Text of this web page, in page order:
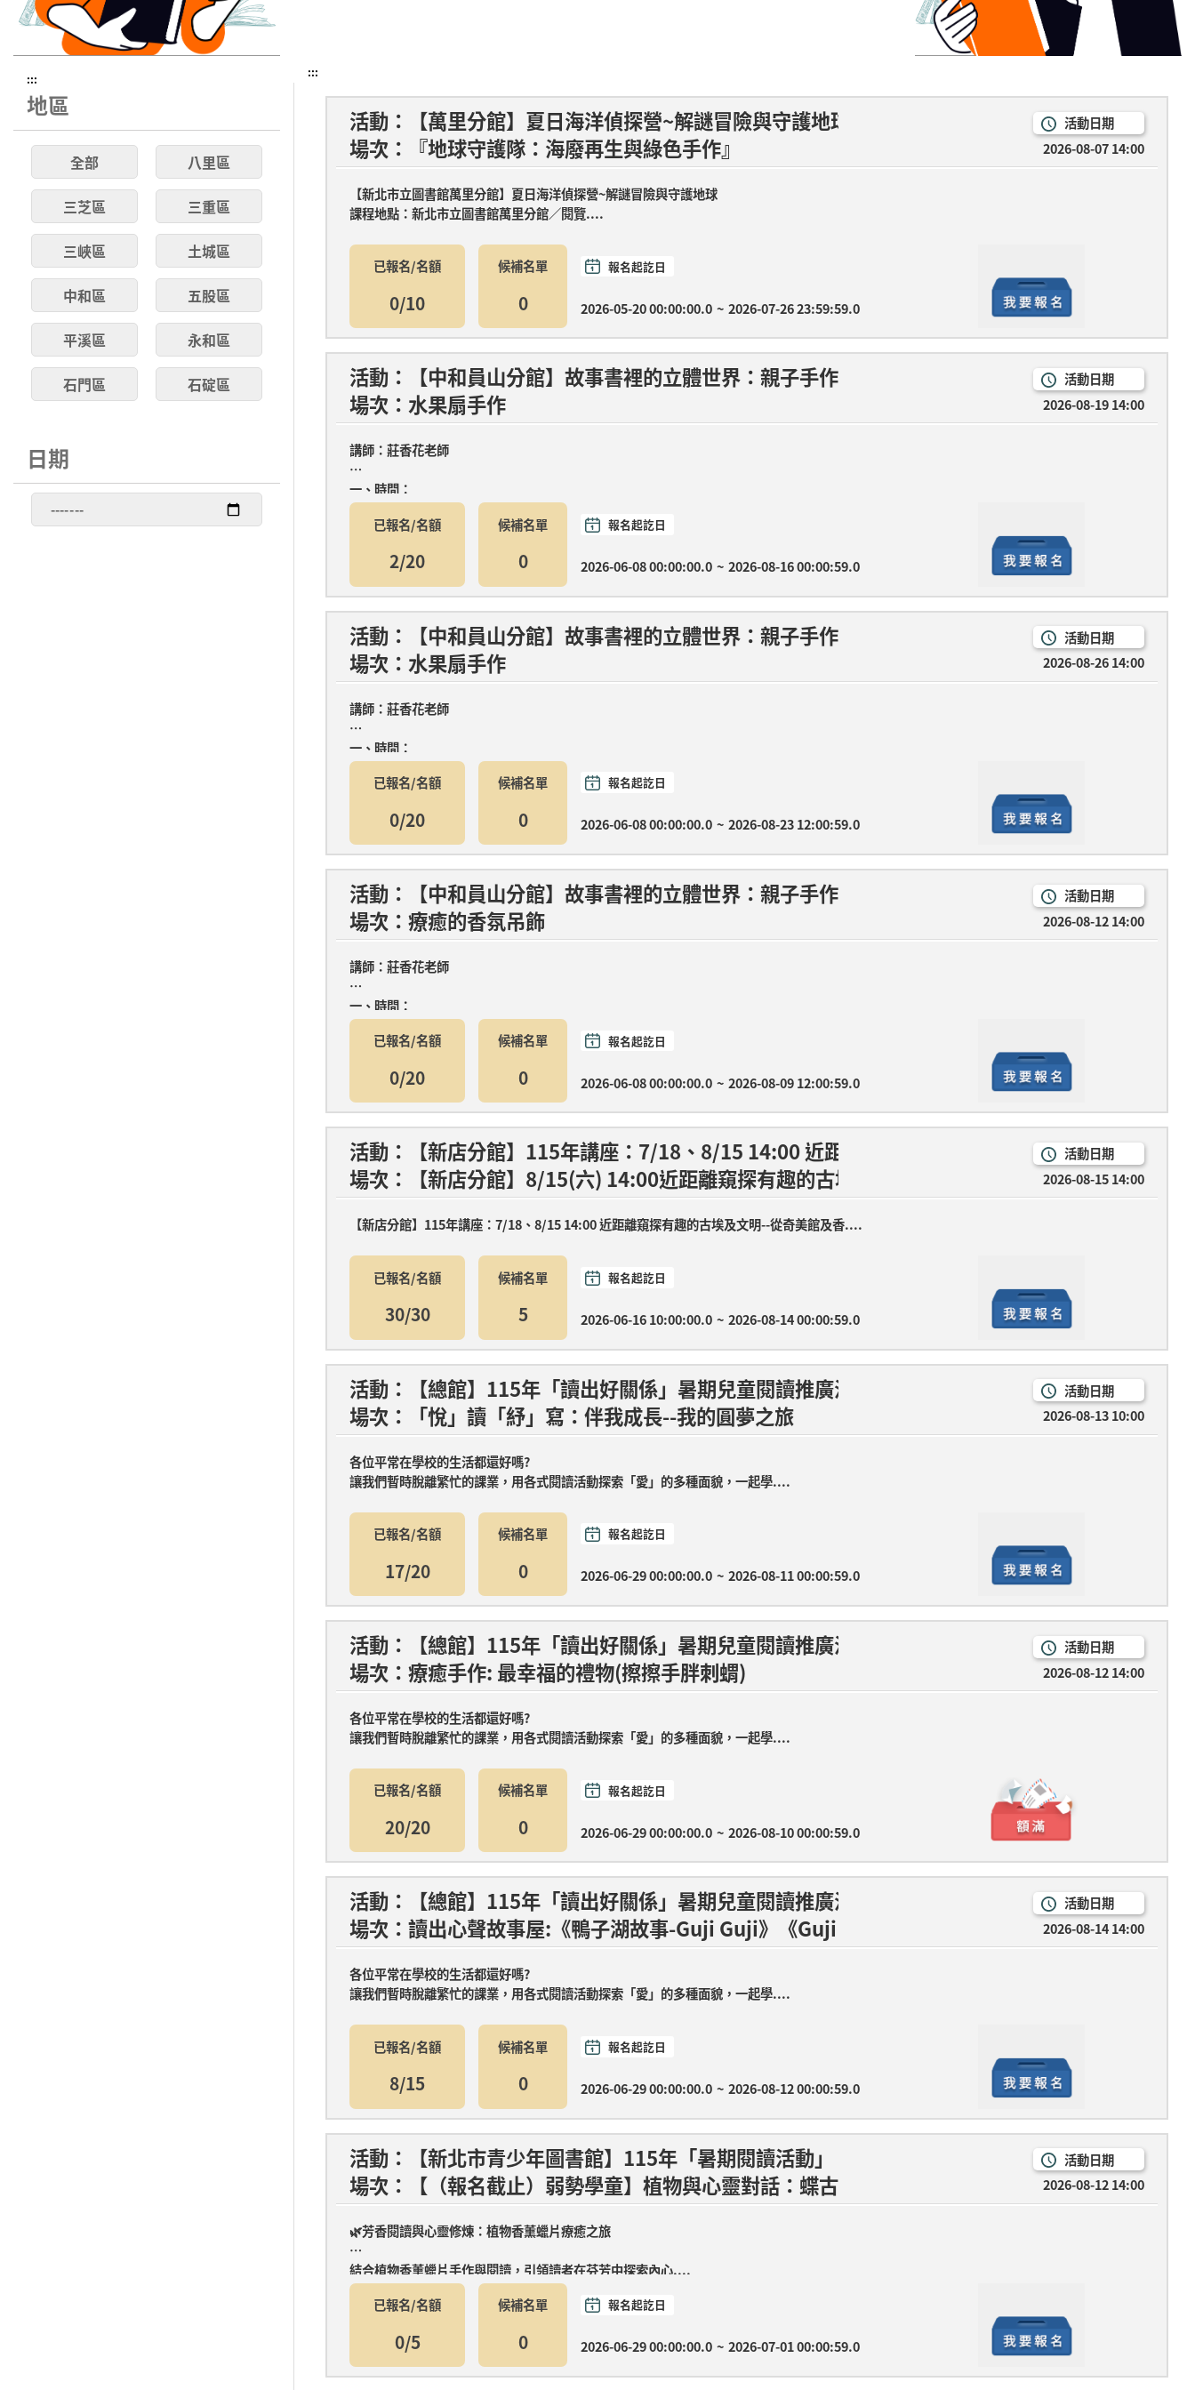
:::
地區
全部 八里區
三芝區 三重區
三峽區 土城區
中和區 五股區
平溪區 永和區
石門區 石碇區
林口區
金山區 泰山區
日期
更
改
:::
活動：【萬里分館】夏日海洋偵探營~解謎冒險與守護地球
場次：『地球守護隊：海廢再生與綠色手作』
活動日期
2026-08-07 14:00
【新北市立圖書館萬里分館】夏日海洋偵探營~解謎冒險與守護地球
課程地點：新北市立圖書館萬里分館／閱覽....
已報名/名額
0/10
候補名單
0
報名起訖日
2026-05-20 00:00:00.0 ~ 2026-07-26 23:59:59.0
活動：【中和員山分館】故事書裡的立體世界：親子手作時光
場次：水果扇手作
活動日期
2026-08-19 14:00
講師：莊香花老師
一、時間：
第一堂：7月08日(三)14:00-15:30 馬圖彩貼畫(材料費....
已報名/名額
2/20
候補名單
0
報名起訖日
2026-06-08 00:00:00.0 ~ 2026-08-16 00:00:59.0
活動：【中和員山分館】故事書裡的立體世界：親子手作時光
場次：水果扇手作
活動日期
2026-08-26 14:00
講師：莊香花老師
一、時間：
第一堂：7月08日(三)14:00-15:30 馬圖彩貼畫(材料費....
已報名/名額
0/20
候補名單
0
報名起訖日
2026-06-08 00:00:00.0 ~ 2026-08-23 12:00:59.0
活動：【中和員山分館】故事書裡的立體世界：親子手作時光
場次：療癒的香氛吊飾
活動日期
2026-08-12 14:00
講師：莊香花老師
一、時間：
第一堂：7月08日(三)14:00-15:30 馬圖彩貼畫(材料費....
已報名/名額
0/20
候補名單
0
報名起訖日
2026-06-08 00:00:00.0 ~ 2026-08-09 12:00:59.0
活動：【新店分館】115年講座：7/18、8/15 14:00 近距離窺探有趣的古埃及文明--從奇美館及
場次：【新店分館】8/15(六) 14:00近距離窺探有趣的古埃及文明--從奇美館及香港故宮之埃及展
活動日期
2026-08-15 14:00
【新店分館】115年講座：7/18、8/15 14:00 近距離窺探有趣的古埃及文明--從奇美館及香....
已報名/名額
30/30
候補名單
5
報名起訖日
2026-06-16 10:00:00.0 ~ 2026-08-14 00:00:59.0
活動：【總館】115年「讀出好關係」暑期兒童閱讀推廣活動，6/29起歡迎報名參加~
場次：「悅」讀「紓」寫：伴我成長--我的圓夢之旅
活動日期
2026-08-13 10:00
各位平常在學校的生活都還好嗎?
讓我們暫時脫離繁忙的課業，用各式閱讀活動探索「愛」的多種面貌，一起學....
已報名/名額
17/20
候補名單
0
報名起訖日
2026-06-29 00:00:00.0 ~ 2026-08-11 00:00:59.0
活動：【總館】115年「讀出好關係」暑期兒童閱讀推廣活動，6/29起歡迎報名參加~
場次：療癒手作: 最幸福的禮物(擦擦手胖刺蝟)
活動日期
2026-08-12 14:00
各位平常在學校的生活都還好嗎?
讓我們暫時脫離繁忙的課業，用各式閱讀活動探索「愛」的多種面貌，一起學....
已報名/名額
20/20
候補名單
0
報名起訖日
2026-06-29 00:00:00.0 ~ 2026-08-10 00:00:59.0
活動：【總館】115年「讀出好關係」暑期兒童閱讀推廣活動，6/29起歡迎報名參加~
場次：讀出心聲故事屋:《鴨子湖故事-Guji Guji》《Guji Guji不見了》
活動日期
2026-08-14 14:00
各位平常在學校的生活都還好嗎?
讓我們暫時脫離繁忙的課業，用各式閱讀活動探索「愛」的多種面貌，一起學....
已報名/名額
8/15
候補名單
0
報名起訖日
2026-06-29 00:00:00.0 ~ 2026-08-12 00:00:59.0
活動：【新北市青少年圖書館】115年「暑期閱讀活動」
場次：【（報名截止）弱勢學童】植物與心靈對話：蝶古巴特零錢包工作坊
活動日期
2026-08-12 14:00
🌿芳香閱讀與心靈修煉：植物香薰蠟片療癒之旅
結合植物香薰蠟片手作與閱讀，引領讀者在芬芳中探索內心....
已報名/名額
0/5
候補名單
0
報名起訖日
2026-06-29 00:00:00.0 ~ 2026-07-01 00:00:59.0